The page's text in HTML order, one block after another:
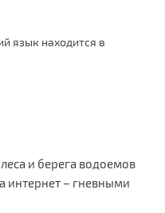
язык находится в
и берега водоемов
интернет – гневными